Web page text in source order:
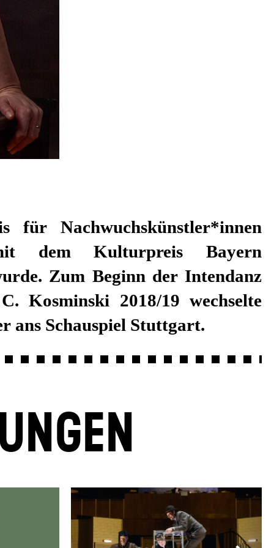
ans Schauspiel Stuttgart.